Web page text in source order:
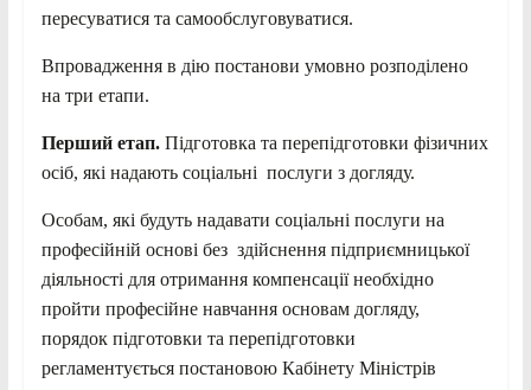
пересуватися та самообслуговуватися.
Впровадження в дію постанови умовно розподілено
на три етапи.
Перший етап.Підготовка та перепідготовки фізичних
осіб, які надають соціальні послуги з догляду.
Особам, які будуть надавати соціальні послуги на
професійній основі без здійснення підприємницької
діяльності для отримання компенсації необхідно
пройти професійне навчання основам догляду,
порядок підготовки та перепідготовки
регламентується постановою Кабінету Міністрів